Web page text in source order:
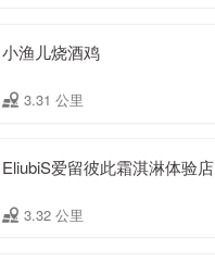
小渔儿烧酒鸡
3.31 公里
EliubiS爱留彼此霜淇淋体验店
3.32 公里